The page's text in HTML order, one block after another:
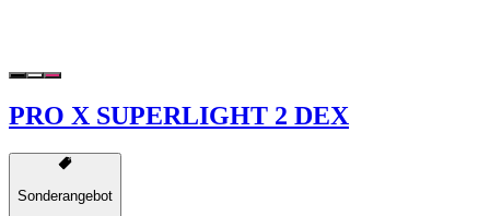
PRO X SUPERLIGHT 2 DEX
Sonderangebot